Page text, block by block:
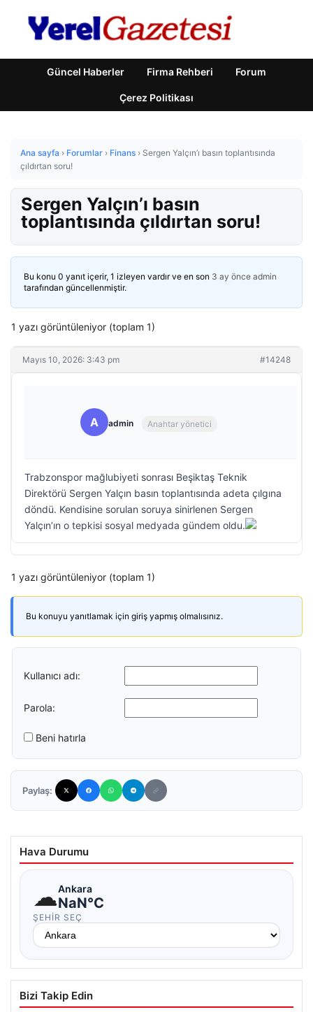
Güncel Haberler Firma Rehberi Forum
Çerez Politikası
Ana sayfa › Forumlar › Finans › Sergen Yalçın’ı basın toplantısında
çıldırtan soru!
Sergen Yalçın’ı basın
toplantısında çıldırtan soru!
Bu konu 0 yanıt içerir, 1 izleyen vardır ve en son 3 ay önce admin
tarafından güncellenmiştir.
1 yazı görüntüleniyor (toplam 1)
Mayıs 10, 2026: 3:43 pm #14248
A admin Anahtar yönetici
Trabzonspor mağlubiyeti sonrası Beşiktaş Teknik
Direktörü Sergen Yalçın basın toplantısında adeta çılgına
döndü. Kendisine sorulan soruya sinirlenen Sergen
Yalçın’ın o tepkisi sosyal medyada gündem oldu.
1 yazı görüntüleniyor (toplam 1)
Bu konuyu yanıtlamak için giriş yapmış olmalısınız.
Kullanıcı adı:
Parola:
Beni hatırla
Paylaş:
Hava Durumu
☁Ankara
NaN°C
ŞEHIR SEÇ
Bizi Takip Edin